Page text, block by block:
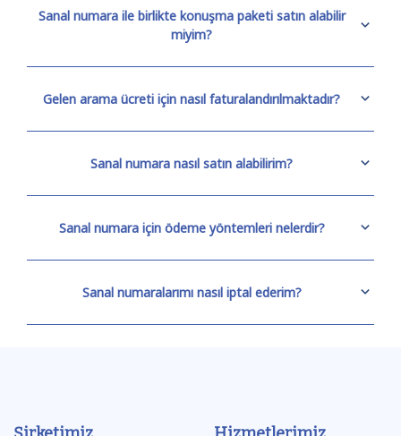
Sanal numara ile birlikte konuşma paketi satın alabilir
miyim?
Gelen arama ücreti için nasıl faturalandırılmaktadır?
Sanal numara nasıl satın alabilirim?
Sanal numara için ödeme yöntemleri nelerdir?
Sanal numaralarımı nasıl iptal ederim?